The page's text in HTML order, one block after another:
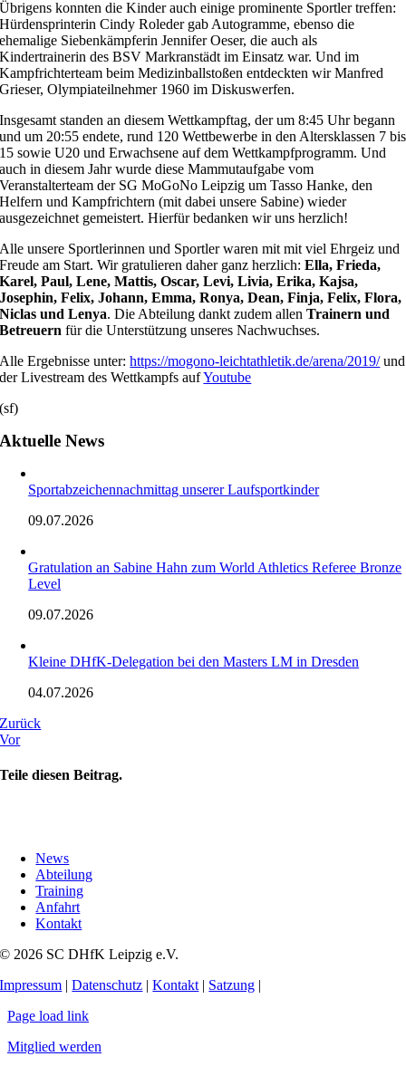
Übrigens konnten die Kinder auch einige prominente Sportler treffen:
Hürdensprinterin Cindy Roleder gab Autogramme, ebenso die
ehemalige Siebenkämpferin Jennifer Oeser, die auch als
Kindertrainerin des BSV Markranstädt im Einsatz war. Und im
Kampfrichterteam beim Medizinballstoßen entdeckten wir Manfred
Grieser, Olympiateilnehmer 1960 im Diskuswerfen.
Insgesamt standen an diesem Wettkampftag, der um 8:45 Uhr begann
und um 20:55 endete, rund 120 Wettbewerbe in den Altersklassen 7 bis
15 sowie U20 und Erwachsene auf dem Wettkampfprogramm. Und
auch in diesem Jahr wurde diese Mammutaufgabe vom
Veranstalterteam der SG MoGoNo Leipzig um Tasso Hanke, den
Helfern und Kampfrichtern (mit dabei unsere Sabine) wieder
ausgezeichnet gemeistert. Hierfür bedanken wir uns herzlich!
Alle unsere Sportlerinnen und Sportler waren mit mit viel Ehrgeiz und
Freude am Start. Wir gratulieren daher ganz herzlich:Ella, Frieda,
Karel, Paul, Lene, Mattis, Oscar, Levi, Livia, Erika, Kajsa,
Josephin, Felix, Johann, Emma, Ronya, Dean, Finja, Felix, Flora,
Niclas und Lenya. Die Abteilung dankt zudem allenTrainern und
Betreuern für die Unterstützung unseres Nachwuchses.
Alle Ergebnisse unter:https://mogono-leichtathletik.de/arena/2019/und
der Livestream des Wettkampfs aufYoutube
(sf)
Aktuelle News
Sportabzeichennachmittag unserer Laufsportkinder
09.07.2026
Gratulation an Sabine Hahn zum World Athletics Referee Bronze
Level
09.07.2026
Kleine DHfK-Delegation bei den Masters LM in Dresden
04.07.2026
Zurück
Vor
Teile diesen Beitrag.
News
Abteilung
Training
Anfahrt
Kontakt
© 2026 SC DHfK Leipzig e.V.
Impressum |Datenschutz |Kontakt | Satzung |
Page load link
Mitglied werden